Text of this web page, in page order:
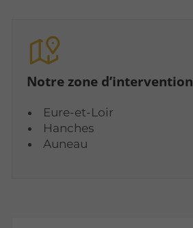
Notre zone d’intervention
Eure-et-Loir
Hanches
Auneau